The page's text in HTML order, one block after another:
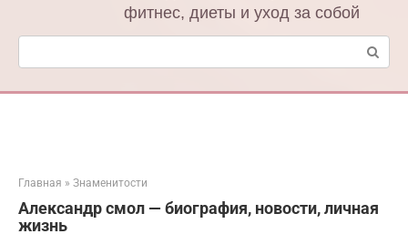
фитнес, диеты и уход за собой
Поиск:
Главная » Знаменитости
Александр смол — биография, новости, личная
жизнь